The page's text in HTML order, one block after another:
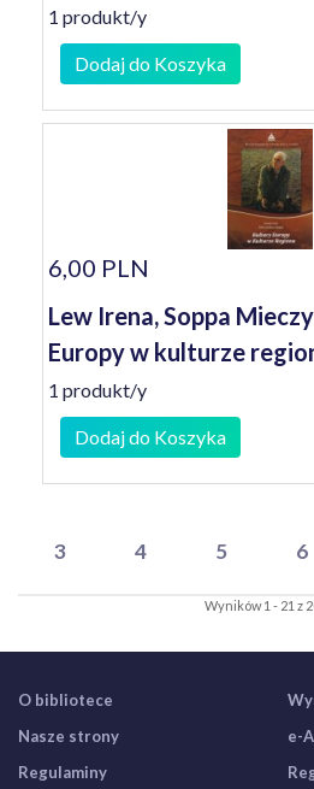
1 produkt/y
Dodaj do Koszyka
6,00 PLN
Lew Irena, Soppa
Europy w kulturze
1 produkt/y
Dodaj do Koszyka
3 4 5 6
Wyników 1 - 21 z
O bibliotece
Nasze strony
Regulaminy
e-